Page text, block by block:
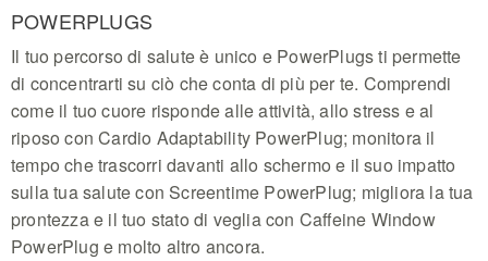
POWERPLUGS
Il tuo percorso di salute è unico e PowerPlugs ti permette
di concentrarti su ciò che conta di più per te. Comprendi
come il tuo cuore risponde alle attività, allo stress e al
riposo con Cardio Adaptability PowerPlug; monitora il
tempo che trascorri davanti allo schermo e il suo impatto
sulla tua salute con Screentime PowerPlug; migliora la tua
prontezza e il tuo stato di veglia con Caffeine Window
PowerPlug e molto altro ancora.